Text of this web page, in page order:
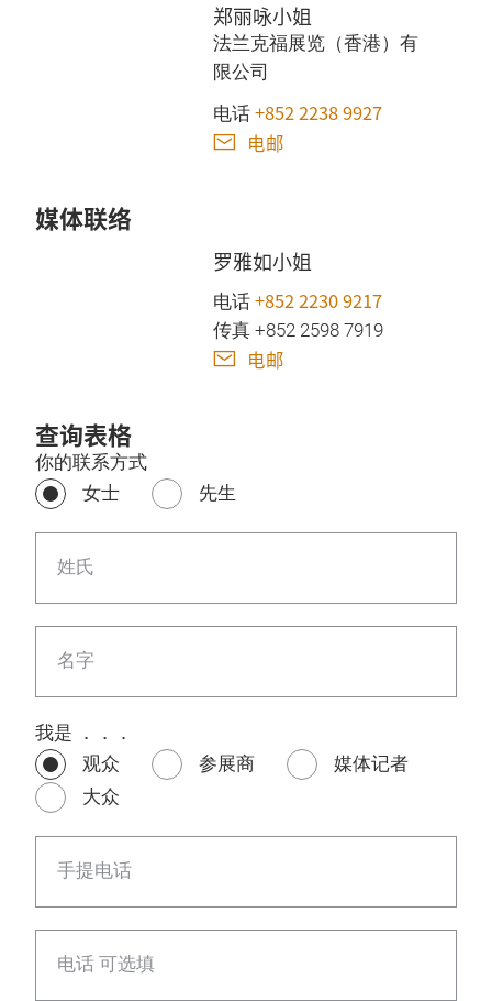
郑丽咏小姐
法兰克福展览（香港）有
限公司
电话 +852 2238 9927
电邮
媒体联络
罗雅如小姐
电话 +852 2230 9217
传真 +852 2598 7919
电邮
查询表格
你的联系方式
女士
先生
姓氏
名字
我是 ．．．
观众
参展商
媒体记者
大众
手提电话
电话 可选填